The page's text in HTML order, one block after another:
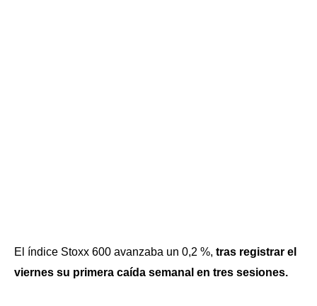
El índice Stoxx 600 avanzaba un 0,2 %, tras registrar el
viernes su primera caída semanal en tres sesiones.